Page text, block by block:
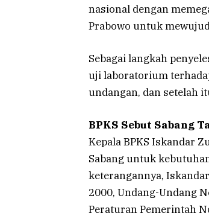
nasional dengan
Prabowo untuk
Sebagai langkah
uji laboratorium
undangan, dan setelah
BPKS Sebut Sabang
Kepala BPKS Iskandar
Sabang untuk
keterangannya,
2000, Undang-Undang
Peraturan Pemerintah